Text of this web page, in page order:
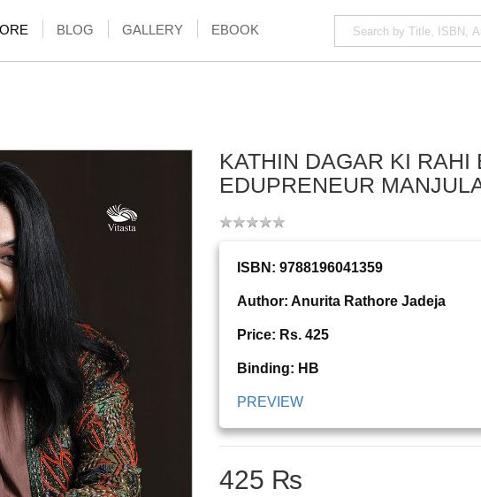
BLOG GALLERY EBOOK
KATHIN DAGAR KI RAHI
EDUPRENEUR
ISBN: 9788196041359
Author: Anurita Rathore Jadeja
Price: Rs. 425
Binding: HB
PREVIEW
425 ₨